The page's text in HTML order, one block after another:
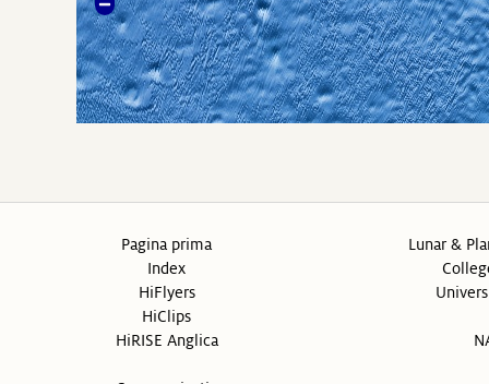
Pagina prima
Index
HiFlyers
HiClips
HiRISE Anglica
Lunar &